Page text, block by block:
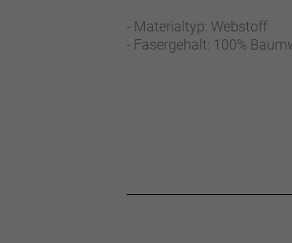
- Materialtyp: Webstoff
- Fasergehalt: 100%